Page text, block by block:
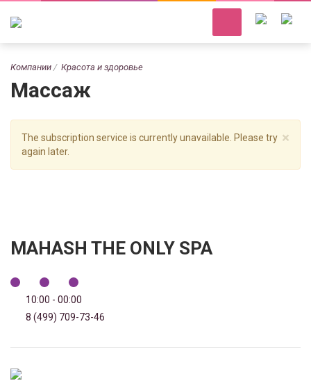
Компании Красота и здоровье
Массаж
×
The subscription service is currently unavailable. Please try
again later.
MAHASH THE ONLY SPA
10:00 - 00:00
8 (499) 709-73-46